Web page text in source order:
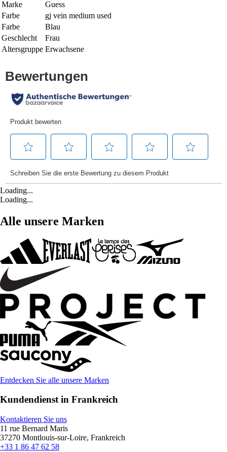
Marke
Guess
Farbe
gj vein medium used
Farbe
Blau
Geschlecht
Frau
Altersgruppe Erwachsene
Loading...
Loading...
Alle unsere Marken
Entdecken Sie alle unsere Marken
Kundendienst in Frankreich
Kontaktieren Sie uns
11 rue Bernard Maris
37270 Montlouis-sur-Loire, Frankreich
+33 1 86 47 62 58